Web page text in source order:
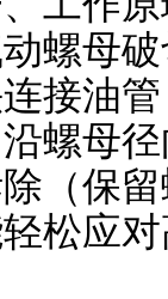
螺母
接油
螺母
（保
松应